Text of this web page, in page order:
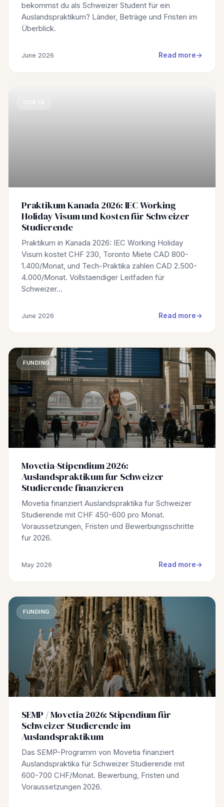
bekommst du als Schweizer Student für ein
Auslandspraktikum? Länder, Beträge und Fristen im
Überblick.
June 2026 Read more
COSTS
Praktikum Kanada 2026: IEC Working
Holiday Visum und Kosten für Schweizer
Studierende
Praktikum in Kanada 2026: IEC Working Holiday
Visum kostet CHF 230, Toronto Miete CAD 800-
1.400/Monat, und Tech-Praktika zahlen CAD 2.500-
4.000/Monat. Vollstaendiger Leitfaden für
Schweizer…
June 2026 Read more
FUNDING
Movetia-Stipendium 2026:
Auslandspraktikum fur Schweizer
Studierende finanzieren
Movetia finanziert Auslandspraktika fur Schweizer
Studierende mit CHF 450-600 pro Monat.
Voraussetzungen, Fristen und Bewerbungsschritte
fur 2026.
May 2026 Read more
FUNDING
SEMP / Movetia 2026: Stipendium für
Schweizer Studierende im
Auslandspraktikum
Das SEMP-Programm von Movetia finanziert
Auslandspraktika für Schweizer Studierende mit
600-700 CHF/Monat. Bewerbung, Fristen und
Voraussetzungen 2026.